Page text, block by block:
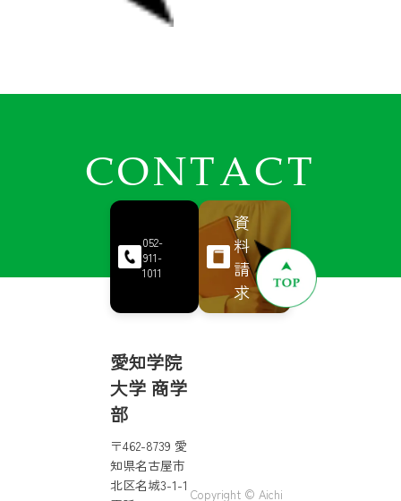
CONTACT
052-
911-
1011
資
料
請
求
愛知学院
大学 商学
部
〒462-8739 愛
知県名古屋市
北区名城3-1-1
Copyright © Aichi